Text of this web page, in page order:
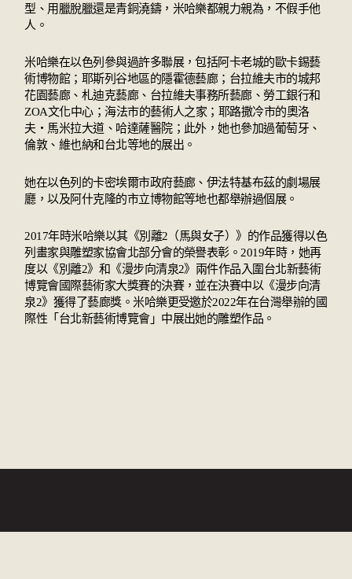
型、用臘脫臘還是青銅澆鑄，米哈樂都親力親為，不假手他
人。
米哈樂在以色列參與過許多聯展，包括阿卡老城的歐卡錫藝
術博物館；耶斯列谷地區的隱霍德藝廊；台拉維夫市的城邦
花園藝廊、札迪克藝廊、台拉維夫事務所藝廊、勞工銀行和
ZOA文化中心；海法市的藝術人之家；耶路撒冷市的奧洛
夫‧馬米拉大道、哈達薩醫院；此外，她也參加過葡萄牙、
倫敦、維也納和台北等地的展出。
她在以色列的卡密埃爾市政府藝廊、伊法特基布茲的劇場展
廳，以及阿什克隆的市立博物館等地也都舉辦過個展。
2017年時米哈樂以其《別離2（馬與女子）》的作品獲得以色
列畫家與雕塑家協會北部分會的榮譽表彰。2019年時，她再
度以《別離2》和《漫步向清泉2》兩件作品入圍台北新藝術
博覽會國際藝術家大獎賽的決賽，並在決賽中以《漫步向清
泉2》獲得了藝廊獎。米哈樂更受邀於2022年在台灣舉辦的國
際性「台北新藝術博覽會」中展出她的雕塑作品。